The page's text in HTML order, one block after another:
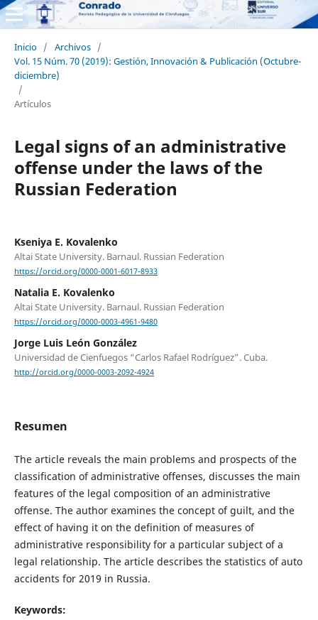
Inicio / Archivos /
Vol. 15 Núm. 70 (2019): Gestión, Innovación & Publicación (Octubre-
diciembre)
/
Artículos
Legal signs of an administrative
offense under the laws of the
Russian Federation
Kseniya E. Kovalenko
Altai State University. Barnaul. Russian Federation
https://orcid.org/0000-0001-6017-8933
Natalia E. Kovalenko
Altai State University. Barnaul. Russian Federation
https://orcid.org/0000-0003-4961-9480
Jorge Luis León González
Universidad de Cienfuegos “Carlos Rafael Rodríguez”. Cuba.
http://orcid.org/0000-0003-2092-4924
Resumen
The article reveals the main problems and prospects of the
classification of administrative offenses, discusses the main
features of the legal composition of an administrative
offense. The author examines the concept of guilt, and the
effect of having it on the definition of measures of
administrative responsibility for a particular subject of a
legal relationship. The article describes the statistics of auto
accidents for 2019 in Russia.
Keywords: